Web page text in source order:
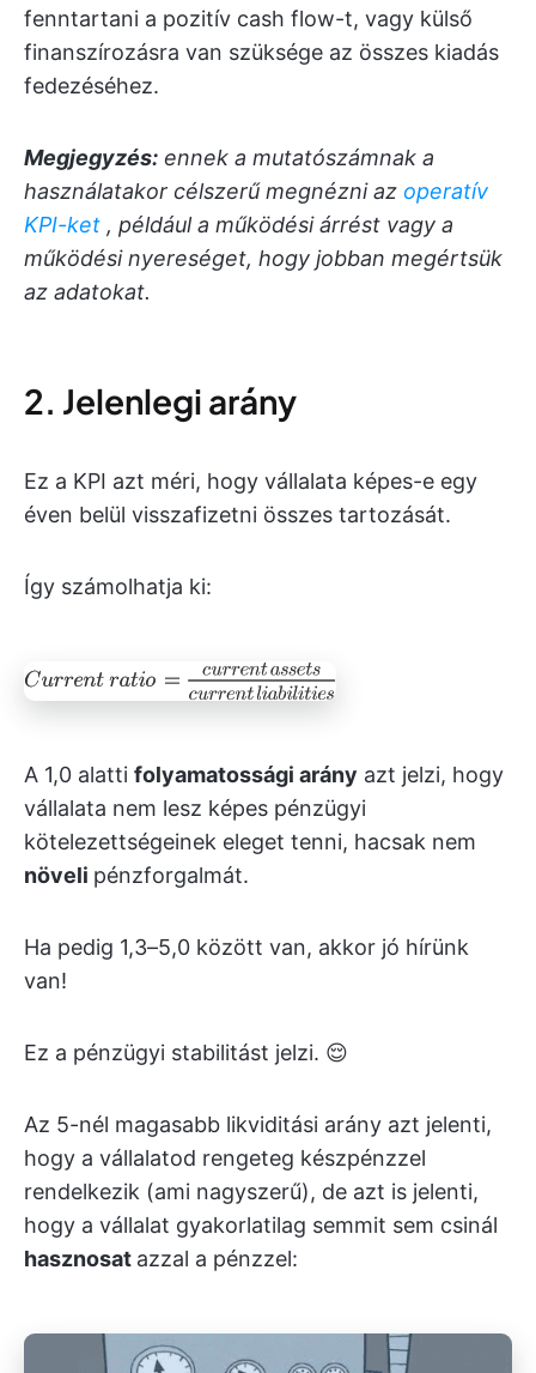
fenntartani a pozitív cash flow-t, vagy külső
finanszírozásra van szüksége az összes kiadás
fedezéséhez.
Megjegyzés: ennek a mutatószámnak a
használatakor célszerű megnézni az operatív
KPI-ket , például a működési árrést vagy a
működési nyereséget, hogy jobban megértsük
az adatokat.
2. Jelenlegi arány
Ez a KPI azt méri, hogy vállalata képes-e egy
éven belül visszafizetni összes tartozását.
Így számolhatja ki:
A 1,0 alatti folyamatossági arány azt jelzi, hogy
vállalata nem lesz képes pénzügyi
kötelezettségeinek eleget tenni, hacsak nem
növeli pénzforgalmát.
Ha pedig 1,3–5,0 között van, akkor jó hírünk
van!
Ez a pénzügyi stabilitást jelzi. 😌
Az 5-nél magasabb likviditási arány azt jelenti,
hogy a vállalatod rengeteg készpénzzel
rendelkezik (ami nagyszerű), de azt is jelenti,
hogy a vállalat gyakorlatilag semmit sem csinál
hasznosat azzal a pénzzel: